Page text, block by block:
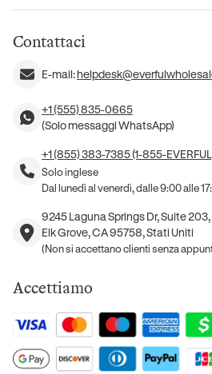
Contattaci
E-mail:
+1 (555) 835-0665
(Solo messaggi WhatsApp)
+1 (855) 383-7385 (1-855-
Solo inglese
Dal lunedì al venerdì, dalle 9:00 alle
9245 Laguna Springs Dr, Suite 203,
Elk Grove, CA 95758, Stati Uniti
(Non si accettano clienti senza
Accettiamo